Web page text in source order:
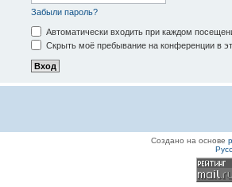
Забыли пароль?
Автоматически входить при каждом
Скрыть моё пребывание на конференции в
Создано на основе